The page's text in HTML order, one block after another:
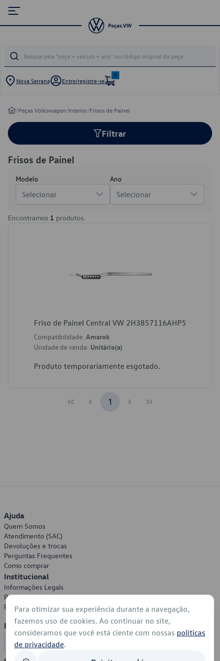
Nova Serrana Entre/registre-se
0
/Peças Volkswagen/Interior/Frisos de Painel
Filtrar
Frisos de Painel
Modelo
Selecionar
Ano
Selecionar
Encontramos 1 produtos.
Friso de Painel Central VW 2H3857116AHP5
Compatibilidade: Amarok
Unidade de venda: Unitário(a)
Produto temporariamente esgotado.
1
Ajuda
Quem Somos
Atendimento (SAC)
Devoluções e trocas
Perguntas Frequentes
Como comprar
Institucional
Informações Legais
Política de Privacidade
Política de Cookies
Formas de Pagamento
Para otimizar sua experiência durante a navegação,
fazemos uso de cookies. Ao continuar no site,
consideramos que você está ciente com nossas políticas
de privacidade.